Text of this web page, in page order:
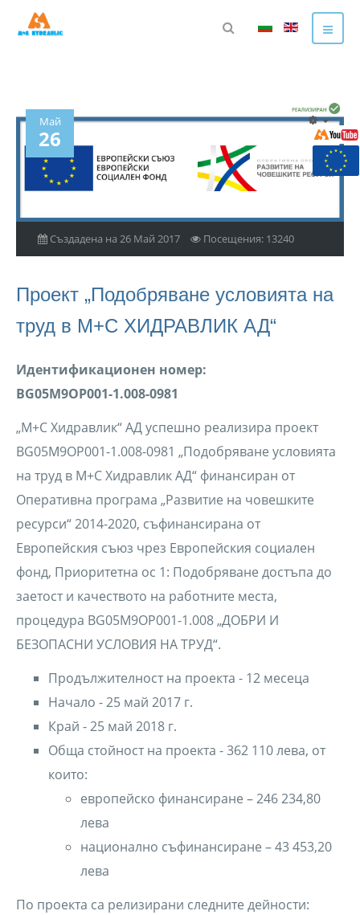
Май
26
Създадена на 26 Май 2017 Посещения: 13240
Проект „Подобряване условията на
труд в М+С ХИДРАВЛИК АД“
Идентификационен номер:
BG05M9OP001-1.008-0981
„М+С Хидравлик“ АД успешно реализира проект
BG05M9OP001-1.008-0981 „Подобряване условията
на труд в М+С Хидравлик АД“ финансиран от
Оперативна програма „Развитие на човешките
ресурси“ 2014-2020, съфинансирана от
Европейския съюз чрез Европейския социален
фонд, Приоритетна ос 1: Подобряване достъпа до
заетост и качеството на работните места,
процедура BG05M9OP001-1.008 „ДОБРИ И
БЕЗОПАСНИ УСЛОВИЯ НА ТРУД“.
Продължителност на проекта - 12 месеца
Начало - 25 май 2017 г.
Край - 25 май 2018 г.
Обща стойност на проекта - 362 110 лева, от
които:
европейско финансиране – 246 234,80
лева
национално съфинансиране – 43 453,20
лева
По проекта са релизирани следните дейности: